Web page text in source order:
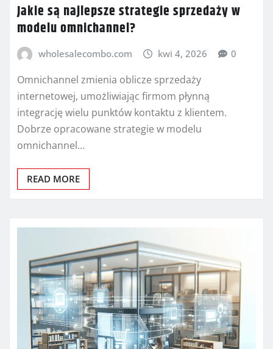
Jakie są najlepsze strategie sprzedaży w
modelu omnichannel?
wholesalecombo.com kwi 4, 2026 0
Omnichannel zmienia oblicze sprzedaży
internetowej, umożliwiając firmom płynną
integrację wielu punktów kontaktu z klientem.
Dobrze opracowane strategie w modelu
omnichannel…
READ MORE